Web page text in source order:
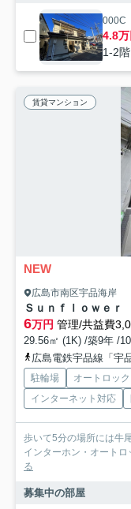
000C
4.8万
1-2
賃貸マンション
NEW
広島市南区宇品海岸
Ｓｕｎｆｌｏｗｅｒ
6万円 管理/共益費
29.56㎡ (1K) /築9年 /
広島電鉄宇品線「宇
駐輪場 オートロック
インターネット対応
歩いて5分の場所には牛
インターホン・オート
る
募集中の部屋